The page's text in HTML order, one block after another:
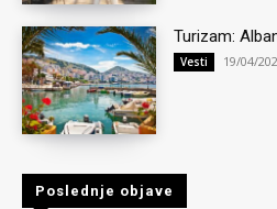
Turizam:
Vesti 19/04/
Poslednje objave